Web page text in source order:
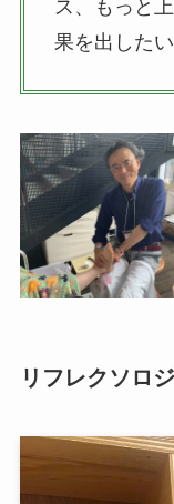
ス、もっと
果を出したい
リフレクソロ